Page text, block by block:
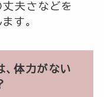
丈夫さなどを
す。
、体力がない